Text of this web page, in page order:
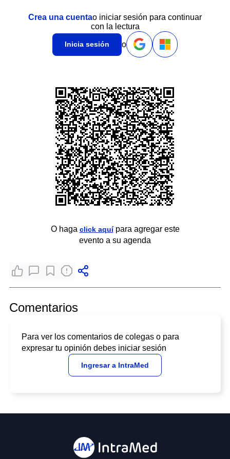
Crea una cuentao iniciar sesión para continuar
con la lectura
Inicia sesión o
O haga click aquípara agregar este
evento a su agenda
Comentarios
Para ver los comentarios de colegas o para
expresar tu opinión debes iniciar sesión
Ingresar a IntraMed